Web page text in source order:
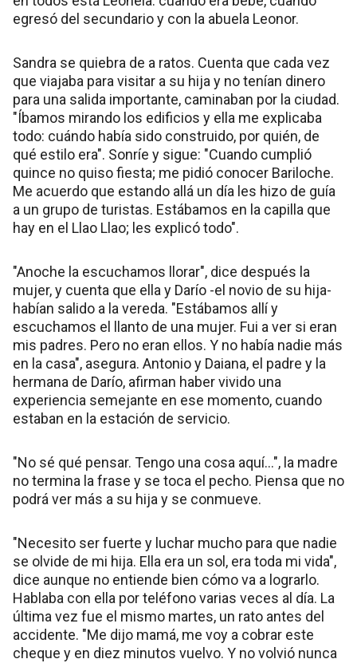
egresó del secundario y con la abuela Leonor.
Sandra se quiebra de a ratos. Cuenta que cada vez
que viajaba para visitar a su hija y no tenían dinero
para una salida importante, caminaban por la ciudad.
"Íbamos mirando los edificios y ella me explicaba
todo: cuándo había sido construido, por quién, de
qué estilo era". Sonríe y sigue: "Cuando cumplió
quince no quiso fiesta; me pidió conocer Bariloche.
Me acuerdo que estando allá un día les hizo de guía
a un grupo de turistas. Estábamos en la capilla que
hay en el Llao Llao; les explicó todo".
"Anoche la escuchamos llorar", dice después la
mujer, y cuenta que ella y Darío -el novio de su hija-
habían salido a la vereda. "Estábamos allí y
escuchamos el llanto de una mujer. Fui a ver si eran
mis padres. Pero no eran ellos. Y no había nadie más
en la casa", asegura. Antonio y Daiana, el padre y la
hermana de Darío, afirman haber vivido una
experiencia semejante en ese momento, cuando
estaban en la estación de servicio.
"No sé qué pensar. Tengo una cosa aquí…", la madre
no termina la frase y se toca el pecho. Piensa que no
podrá ver más a su hija y se conmueve.
"Necesito ser fuerte y luchar mucho para que nadie
se olvide de mi hija. Ella era un sol, era toda mi vida",
dice aunque no entiende bien cómo va a lograrlo.
Hablaba con ella por teléfono varias veces al día. La
última vez fue el mismo martes, un rato antes del
accidente. "Me dijo mamá, me voy a cobrar este
cheque y en diez minutos vuelvo. Y no volvió nunca